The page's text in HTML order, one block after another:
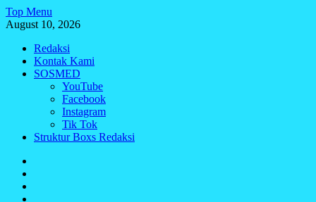
Skip
to
Top Menu
August 10, 2026
Redaksi
Kontak Kami
SOSMED
YouTube
Facebook
Instagram
Tik Tok
Struktur Boxs Redaksi